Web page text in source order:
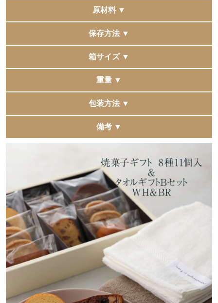
原材料 ▼
●バームクーヘン プレーン
【卵（国産）、砂糖、小麦粉、コーンスターチ、マーガ
リン、ショートニング、卵黄、クリーム、アーモンド加
工品、水飴、全粉乳、メープルシロップ、蜂蜜加工品、
洋酒、バニラペースト、レモン果汁、食塩／乳化剤（大
豆由来）、膨脹剤、香料、着色料（カラメル、カロテノ
●バームクーヘン ショコラ
【卵（国産）、砂糖、ショートニング、コーンスター
リン、準チョコレート、チョコレート、ココアパウダ
ー、洋酒／加工澱粉、乳化剤（大豆由来）、膨脹剤、香
料、着色料（カロテノイド）】
●パルミエ
【小麦粉（国内製造）、バター、砂糖、卵黄（卵を含
む）、食塩、シナモンパウダー】
●フィナンシェ
【卵（国産）、砂糖（国内製造）、バター、アーモンド
パウダー、小麦粉、転化糖、乳等を主要原料とする食品
／香料】
保存方法 ▼
直射日光、高温多湿の場所を避けて保存してください。
箱サイズ ▼
焼菓子ギフト 8種11個入：296×185×58mm（包装なし）
タオルギフト箱サイズ：220×220×60mm
重量 ▼
焼菓子ギフト 8種11個入：478g
包装方法 ▼
焼菓子ギフトは包装紙でお包みしてお届けいたします。
リボン掛けやお熨斗掛けなど、ご要望がございましたら
タオルギフト箱は包装紙・熨斗掛けはできません。
※パッケージデザインは変更になる場合がございます。
予めご了承くださいませ。
備考 ▼
複数の他モールへ同時に出品をしています。
発生し、 正常に購入できた場合でも在庫切れとなる場合
がございます。
予めご了承くださいませ。